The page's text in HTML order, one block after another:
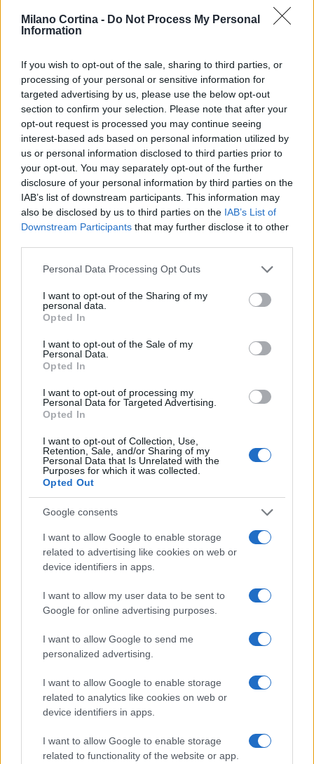
Milano Cortina - Do Not Process My Personal
Information
If you wish to opt-out of the sale, sharing to third parties, or
processing of your personal or sensitive information for
targeted advertising by us, please use the below opt-out
section to confirm your selection. Please note that after your
opt-out request is processed you may continue seeing
interest-based ads based on personal information utilized by
us or personal information disclosed to third parties prior to
your opt-out. You may separately opt-out of the further
disclosure of your personal information by third parties on the
IAB’s list of downstream participants. This information may
also be disclosed by us to third parties on the IAB’s List of
Downstream Participants that may further disclose it to other
Please note that this website/app uses one or more Google
not limited to your visit or usage behaviour. You may click to
grant or deny consent to Google and its third-party tags to
use your data for below specified purposes in below Google
consent section.
Personal Data Processing Opt Outs
I want to opt-out of the Sharing of my
personal data.
Opted In
I want to opt-out of the Sale of my
Personal Data.
Opted In
I want to opt-out of processing my
Personal Data for Targeted Advertising.
Opted In
I want to opt-out of Collection, Use,
Retention, Sale, and/or Sharing of my
Personal Data that Is Unrelated with the
Purposes for which it was collected.
Opted Out
Google consents
I want to allow Google to enable storage
related to advertising like cookies on web or
device identifiers in apps.
I want to allow my user data to be sent to
Google for online advertising purposes.
I want to allow Google to send me
personalized advertising.
I want to allow Google to enable storage
related to analytics like cookies on web or
device identifiers in apps.
I want to allow Google to enable storage
related to functionality of the website or app.
AUTORE
Linda Pellegrini
Linda Pellegrini ha raccontato da Genova il
processo di riconversione dell'ex area
portuale entrando in Comune per un'intervista
decisiva; è caporedattore con responsabilità
sulle rubriche storiche e propone in
redazione inchieste su memoria locale.
Laureata all'Università di Genova, conserva
un archivio di fotografie d'epoca della città.
Continua a leggere